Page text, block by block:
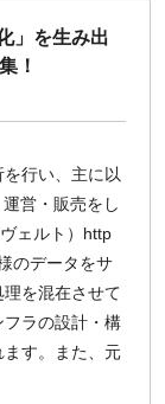
」を生み出
！
行い、主に以
営・販売をし
ェルト）http
のデータをサ
を混在させて
ラの設計・構
す。また、元